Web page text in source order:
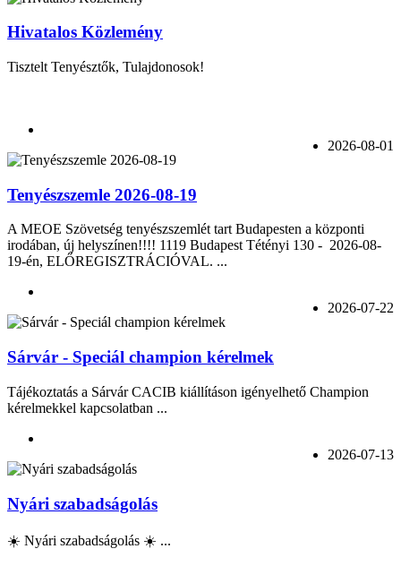
Hivatalos Közlemény
Tisztelt Tenyésztők, Tulajdonosok!
2026-08-01
Tenyészszemle 2026-08-19
A MEOE Szövetség tenyészszemlét tart Budapesten a központi
irodában, új helyszínen!!!! 1119 Budapest Tétényi 130 - 2026-08-
19-én, ELŐREGISZTRÁCIÓVAL. ...
2026-07-22
Sárvár - Speciál champion kérelmek
Tájékoztatás a Sárvár CACIB kiállításon igényelhető Champion
kérelmekkel kapcsolatban ...
2026-07-13
Nyári szabadságolás
☀️ Nyári szabadságolás ☀️ ...